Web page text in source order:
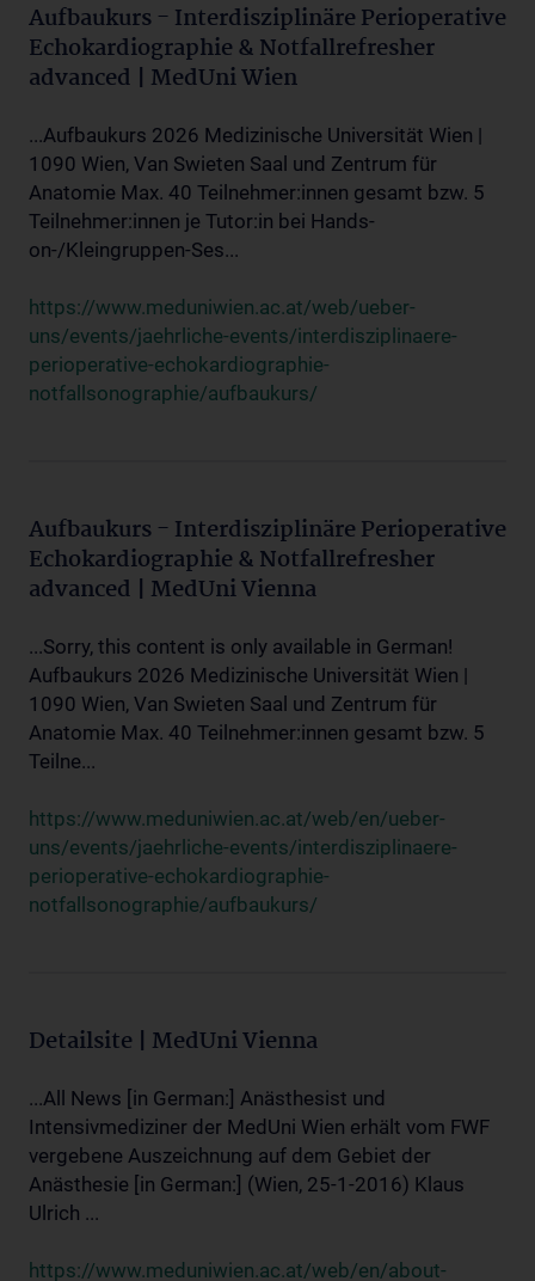
Aufbaukurs - Interdisziplinäre Perioperative
Echokardiographie & Notfallrefresher
advanced | MedUni Wien
...Aufbaukurs 2026 Medizinische Universität Wien |
1090 Wien, Van Swieten Saal und Zentrum für
Anatomie Max. 40 Teilnehmer:innen gesamt bzw. 5
Teilnehmer:innen je Tutor:in bei Hands-
on-/Kleingruppen-Ses...
https://www.meduniwien.ac.at/web/ueber-
uns/events/jaehrliche-events/interdisziplinaere-
perioperative-echokardiographie-
notfallsonographie/aufbaukurs/
Aufbaukurs - Interdisziplinäre Perioperative
Echokardiographie & Notfallrefresher
advanced | MedUni Vienna
...Sorry, this content is only available in German!
Aufbaukurs 2026 Medizinische Universität Wien |
1090 Wien, Van Swieten Saal und Zentrum für
Anatomie Max. 40 Teilnehmer:innen gesamt bzw. 5
Teilne...
https://www.meduniwien.ac.at/web/en/ueber-
uns/events/jaehrliche-events/interdisziplinaere-
perioperative-echokardiographie-
notfallsonographie/aufbaukurs/
Detailsite | MedUni Vienna
...All News [in German:] Anästhesist und
Intensivmediziner der MedUni Wien erhält vom FWF
vergebene Auszeichnung auf dem Gebiet der
Anästhesie [in German:] (Wien, 25-1-2016) Klaus
Ulrich ...
https://www.meduniwien.ac.at/web/en/about-